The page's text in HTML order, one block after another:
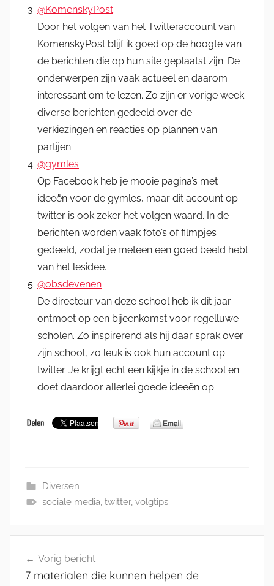
@KomenskyPost
Door het volgen van het Twitteraccount van
KomenskyPost blijf ik goed op de hoogte van
de berichten die op hun site geplaatst zijn. De
onderwerpen zijn vaak actueel en daarom
interessant om te lezen. Zo zijn er vorige week
diverse berichten gedeeld over de
verkiezingen en reacties op plannen van
partijen.
@gymles
Op Facebook heb je mooie pagina’s met
ideeën voor de gymles, maar dit account op
twitter is ook zeker het volgen waard. In de
berichten worden vaak foto’s of filmpjes
gedeeld, zodat je meteen een goed beeld hebt
van het lesidee.
@obsdevenen
De directeur van deze school heb ik dit jaar
ontmoet op een bijeenkomst voor regelluwe
scholen. Zo inspirerend als hij daar sprak over
zijn school, zo leuk is ook hun account op
twitter. Je krijgt echt een kijkje in de school en
doet daardoor allerlei goede ideeën op.
Diversen
sociale media, twitter, volgtips
navigatie
Vorig bericht
7 materialen die kunnen helpen de